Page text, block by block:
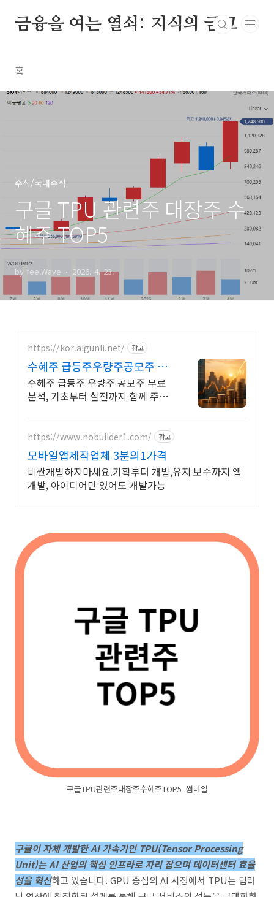
금융을 여는 열쇠: 지식의 금고
홈
주식/국내주식
구글 TPU 관련주 대장주 수
혜주 TOP5
by feelWave 2026. 4. 23.
https://kor.algunli.net/ 광고
수혜주 급등주우량주공모주 추
우량주 무료 공유
수혜주 급등주 우량주 공모주 무료
분석, 기초부터 실전까지 함께 주식
https://www.nobuilder1.com/ 광고
모바일앱제작업체 3분의1가격
비싼개발하지마세요.기획부터 개발,유지 보수까지 앱
개발, 아이디어만 있어도 개발가능
구글TPU관련주대장주수혜주TOP5_썸네일
구글이 자체 개발한 AI 가속기인 TPU(Tensor Processing
Unit)는 AI 산업의 핵심 인프라로 자리 잡으며 데이터센터 효율
성을 혁신하고 있습니다. GPU 중심의 AI 시장에서 TPU는 딥러